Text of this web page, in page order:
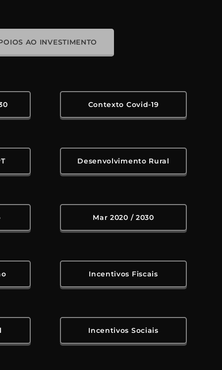
AO INVESTIMENTO
Contexto Covid-19
Desenvolvimento Rural
Mar 2020 / 2030
Incentivos Fiscais
Incentivos Sociais